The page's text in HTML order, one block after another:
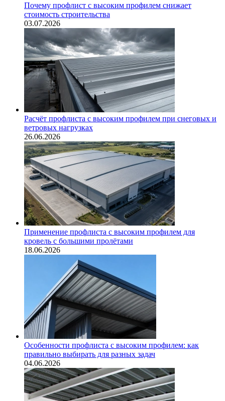
Почему профлист с высоким профилем снижает
стоимость строительства
03.07.2026
Расчёт профлиста с высоким профилем при снеговых и
ветровых нагрузках
26.06.2026
Применение профлиста с высоким профилем для
кровель с большими пролётами
18.06.2026
Особенности профлиста с высоким профилем: как
правильно выбирать для разных задач
04.06.2026